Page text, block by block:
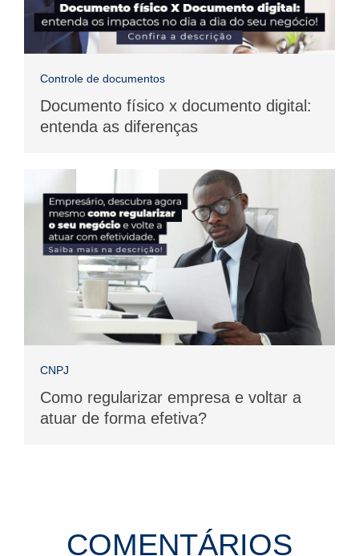
Controle de documentos
Documento físico x documento digital:
entenda as diferenças
CNPJ
Como regularizar empresa e voltar a
atuar de forma efetiva?
COMENTÁRIOS